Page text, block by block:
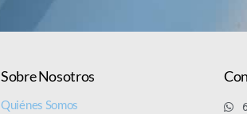
Sobre Nosotros
Quiénes Somos